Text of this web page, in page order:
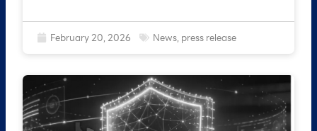
February 20, 2026 News, press release